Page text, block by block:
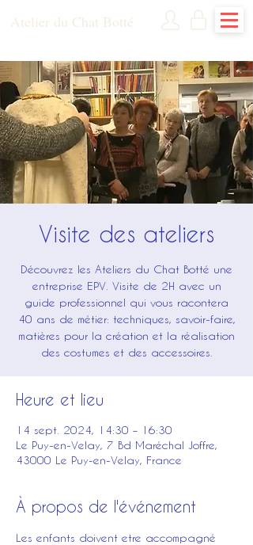
Atelier du Chat Botté
Visite des ateliers
Découvrez les Ateliers du Chat Botté une
entreprise EPV. Visite de 2H avec un
guide professionnel qui vous racontera
40 ans de métier: techniques, savoir-faire,
matières pour la création et la réalisation
Heure et lieu
14 sept. 2024, 14:30 – 16:30
Le Puy-en-Velay, 7 Bd Maréchal Joffre,
43000 Le Puy-en-Velay, France
À propos de l'événement
Les enfants doivent etre accompagné